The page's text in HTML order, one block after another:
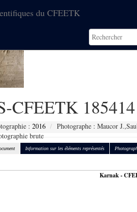
du CFEETK
CFEETK 185414
: 2016
Photographe : Maucor
brute
Information sur les éléments représentés